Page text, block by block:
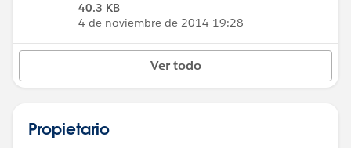
40.3 KB
4 de noviembre de 2014 19:28
Ver todo
Propietario